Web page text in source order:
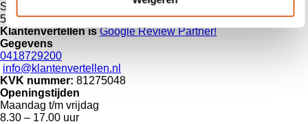
Steenweg 79
5301 HK Zaltbommel
Klantenvertellen isGoogle ReviewPartner!
Gegevens
0418729200
info@klantenvertellen.nl
KVK nummer: 81275048
Openingstijden
Maandag t/m vrijdag
8.30 – 17.00 uur